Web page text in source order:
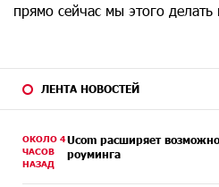
ЛЕНТА НОВОСТЕЙ
ОКОЛО 4
ЧАСОВ
НАЗАД
Ucom расширяет
роуминга
прямо сейчас мы этого делать